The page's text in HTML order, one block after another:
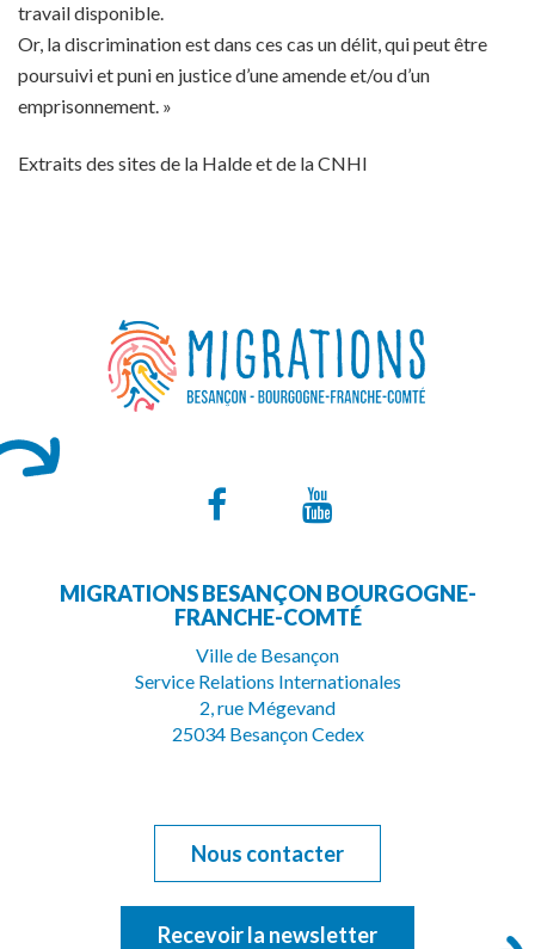
travail disponible.
Or, la discrimination est dans ces cas un délit, qui peut être
poursuivi et puni en justice d’une amende et/ou d’un
emprisonnement. »
Extraits des sites de la Halde et de la CNHI
Lien
le
compte
Facebook
la
Youtube
MIGRATIONS BESANÇON BOURGOGNE-
FRANCHE-COMTÉ
Ville de Besançon
Service Relations Internationales
2, rue Mégevand
25034 Besançon Cedex
Nous contacter
Recevoir la newsletter